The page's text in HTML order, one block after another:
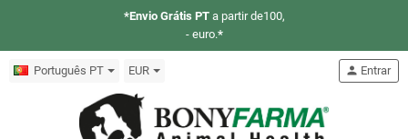
*Envio Grátis PTa partir de100,
- euro.*
Português PT EUR person Entrar